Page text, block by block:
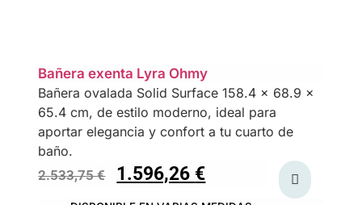
Bañera exenta Lyra Ohmy
Bañera ovalada Solid Surface 158.4 x 68.9 x
65.4 cm, de estilo moderno, ideal para
aportar elegancia y confort a tu cuarto de
baño.
2.533,75€ 1.596,26 €